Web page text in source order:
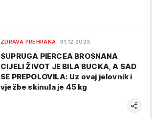
ZDRAVA PREHRANA 31.12.2023.
SUPRUGA PIERCEA BROSNANA
CIJELI ŽIVOT JE BILA BUCKA, A SAD
SE PREPOLOVILA: Uz ovaj jelovnik i
vježbe skinula je 45 kg